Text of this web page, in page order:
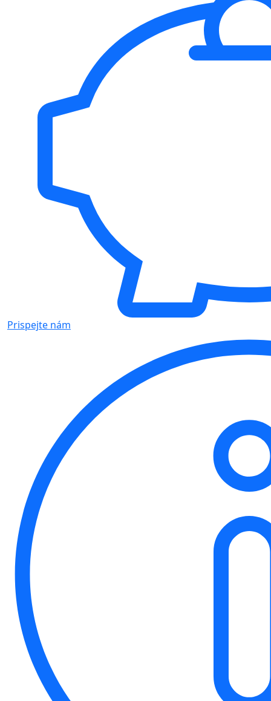
Prispejte nám